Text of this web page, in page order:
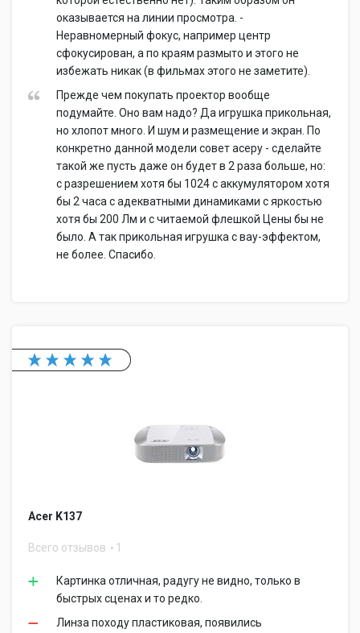
оказывается на линии просмотра. -
Неравномерный фокус, например центр
сфокусирован, а по краям размыто и этого не
избежать никак (в фильмах этого не заметите).
Прежде чем покупать проектор вообще
подумайте. Оно вам надо? Да игрушка прикольная,
но хлопот много. И шум и размещение и экран. По
конкретно данной модели совет асеру - сделайте
такой же пусть даже он будет в 2 раза больше, но:
с разрешением хотя бы 1024 с аккумулятором хотя
бы 2 часа с адекватными динамиками с яркостью
хотя бы 200 Лм и с читаемой флешкой Цены бы не
было. А так прикольная игрушка с вау-эффектом,
не более. Спасибо.
Acer K137
Всего отзывов 1
Картинка отличная, радугу не видно, только в
быстрых сценах и то редко.
Линза походу пластиковая, появились